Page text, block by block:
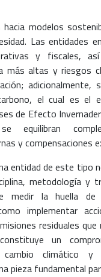
hacia modelos
Las entidades
y fiscales,
más altas y riesgos
adicionalmente,
el cual es el
de Efecto
equilibran
y compensaciones
entidad de este tipo
metodología y
medir la huella de
implementar
residuales que
un
climático y
pieza fundamental